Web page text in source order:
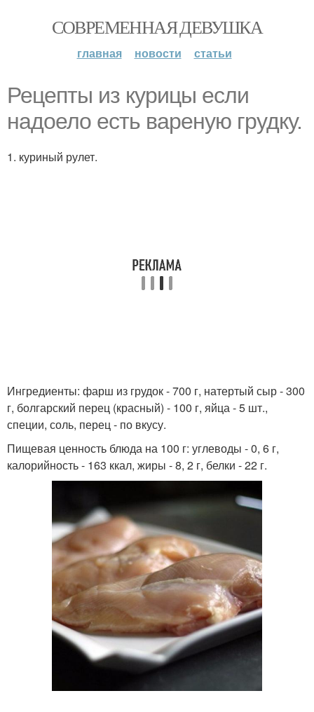
СОВРЕМЕННАЯ ДЕВУШКА
главная новости статьи
Рецепты из курицы если
надоело есть вареную грудку.
1. куриный рулет.
Ингредиенты: фарш из грудок - 700 г, натертый сыр - 300
г, болгарский перец (красный) - 100 г, яйца - 5 шт.,
специи, соль, перец - по вкусу.
Пищевая ценность блюда на 100 г: углеводы - 0, 6 г,
калорийность - 163 ккал, жиры - 8, 2 г, белки - 22 г.